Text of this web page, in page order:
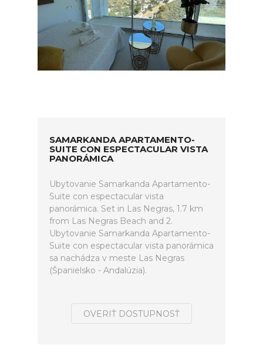
SAMARKANDA APARTAMENTO-
SUITE CON ESPECTACULAR VISTA
PANORÁMICA
Ubytovanie Samarkanda Apartamento-
Suite con espectacular vista
panorámica. Set in Las Negras, 1.7 km
from Las Negras Beach and 2.
Ubytovanie Samarkanda Apartamento-
Suite con espectacular vista panorámica
sa nachádza v meste Las Negras
(Španielsko - Andalúzia).
OVERIŤ DOSTUPNOSŤ